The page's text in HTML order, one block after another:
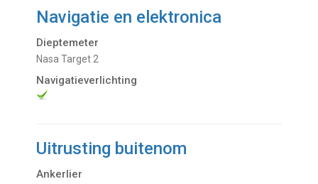
Navigatie en elektronica
Dieptemeter
Nasa Target 2
Navigatieverlichting
Uitrusting buitenom
Ankerlier